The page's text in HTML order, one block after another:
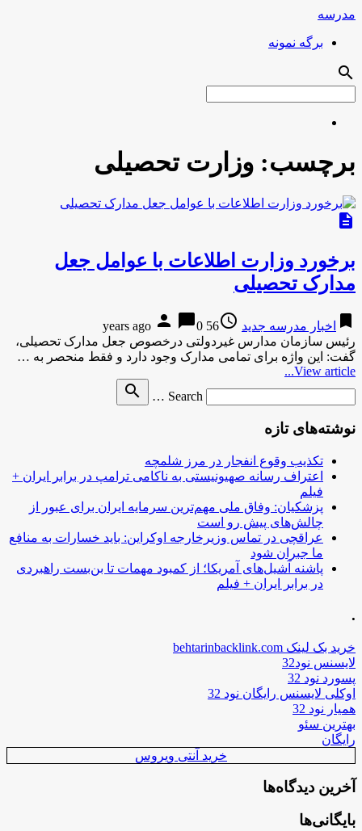
مدرسه
برگه نمونه
search
برچسب: وزارت تحصیلی
description
برخورد وزارت اطلاعات با عوامل جعل
مدارک تحصیلی
bookmark اخبار مدرسه جدید access_time
56 years ago
person chat_bubble0
رئیس سازمان مدارس غیردولتی درخصوص جعل مدارک تحصیلی،
گفت: این واژه برای تمامی مدارک وجود دارد و فقط منحصر به …
View article...
Search …
search
نوشته‌های تازه
تکذیب وقوع انفجار در مرز شلمچه
اعتراف رسانه صهیونیستی به ناکامی ترامپ در برابر ایران +
فیلم
پزشکیان: وفاق ملی مهم‌ترین سرمایه ایران برای عبور از
چالش‌های پیش رو است
عراقچی در تماس وزیرخارجه اوکراین: باید خسارات به منافع
ما جبران شود
پاشنه آشیل‌های آمریکا؛ از کمبود مهمات تا بن‌بست راهبردی
در برابر ایران + فیلم
.
خرید بک لینک behtarinbacklink.com
لایسنس نود32
پسورد نود 32
اوکلی لایسنس رایگان نود 32
همیار نود 32
بهترین سئو
رایگان
خرید آنتی ویروس
آخرین دیدگاه‌ها
بایگانی‌ها